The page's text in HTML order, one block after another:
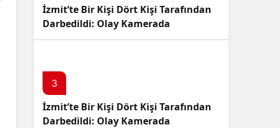
İzmit’te Bir Kişi Dört Kişi Tarafından
Darbedildi: Olay Kamerada
3
İzmit’te Bir Kişi Dört Kişi Tarafından
Darbedildi: Olay Kamerada